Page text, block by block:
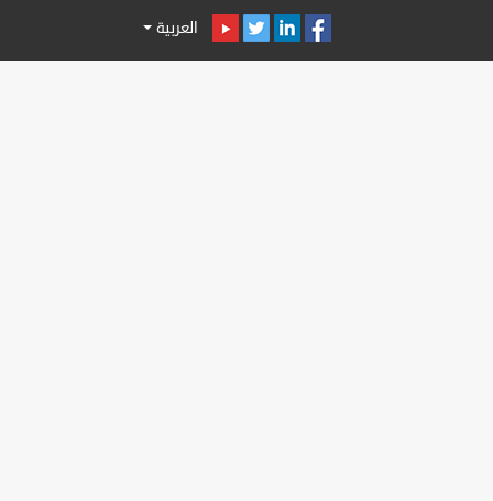
العربية